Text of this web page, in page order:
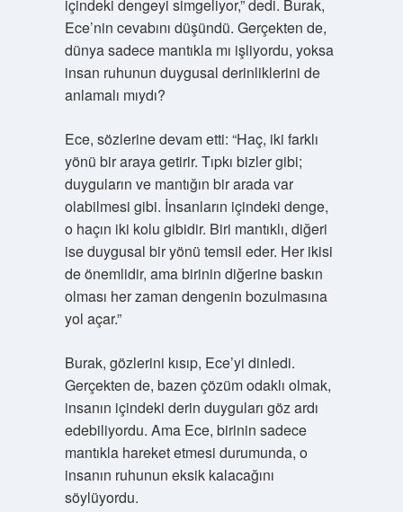
içindeki dengeyi simgeliyor,” dedi. Burak,
Ece’nin cevabını düşündü. Gerçekten de,
dünya sadece mantıkla mı işliyordu, yoksa
insan ruhunun duygusal derinliklerini de
anlamalı mıydı?
Ece, sözlerine devam etti: “Haç, iki farklı
yönü bir araya getirir. Tıpkı bizler gibi;
duyguların ve mantığın bir arada var
olabilmesi gibi. İnsanların içindeki denge,
o haçın iki kolu gibidir. Biri mantıklı, diğeri
ise duygusal bir yönü temsil eder. Her ikisi
de önemlidir, ama birinin diğerine baskın
olması her zaman dengenin bozulmasına
yol açar.”
Burak, gözlerini kısıp, Ece’yi dinledi.
Gerçekten de, bazen çözüm odaklı olmak,
insanın içindeki derin duyguları göz ardı
edebiliyordu. Ama Ece, birinin sadece
mantıkla hareket etmesi durumunda, o
insanın ruhunun eksik kalacağını
söylüyordu.